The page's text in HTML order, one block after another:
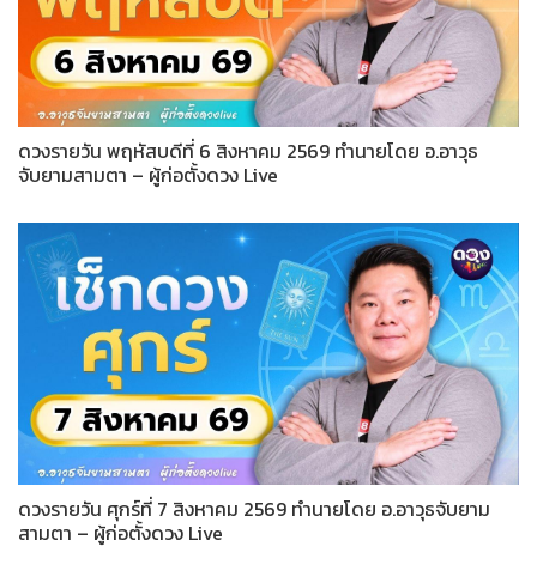
ดวงรายวัน พฤหัสบดีที่ 6 สิงหาคม 2569 ทำนายโดย อ.อาวุธ
จับยามสามตา – ผู้ก่อตั้งดวง Live
ดวงรายวัน ศุกร์ที่ 7 สิงหาคม 2569 ทำนายโดย อ.อาวุธจับยาม
สามตา – ผู้ก่อตั้งดวง Live